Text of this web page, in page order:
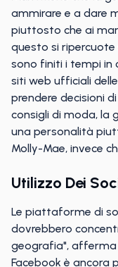
ammirare e a dare
piuttosto che ai
questo si
sono finiti i tempi in
siti web ufficiali
prendere decisioni
consigli di moda, la
una personalità
Molly-Mae, invece
Utilizzo Dei
Le piattaforme di
dovrebbero
geografia", afferma
Facebook è ancora